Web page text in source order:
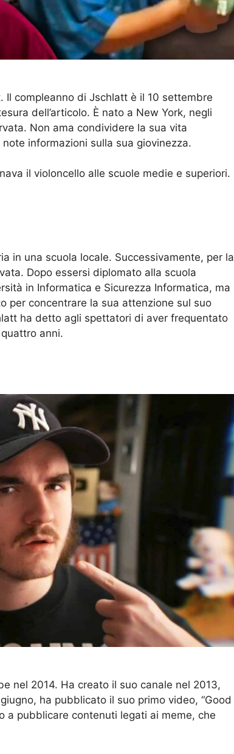
compleanno di Jschlatt è il 10 settembre
dell’articolo. È nato a New York, negli
Non ama condividere la sua vita
informazioni sulla sua giovinezza.
il violoncello alle scuole medie e superiori.
in una scuola locale. Successivamente, per la
Dopo essersi diplomato alla scuola
in Informatica e Sicurezza Informatica, ma
per concentrare la sua attenzione sul suo
ha detto agli spettatori di aver frequentato
anni.
nel 2014. Ha creato il suo canale nel 2013,
ha pubblicato il suo primo video, “Good
a pubblicare contenuti legati ai meme, che